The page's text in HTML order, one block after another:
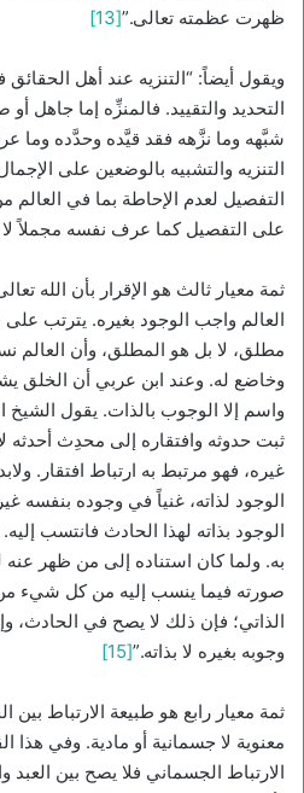
ظهرت عظمته تعالى.”[13]
ويقول أيضاً: “التنزيه عند أهل
التحديد والتقييد. فالمنزِّه إما
شبَّهه وما نزَّهه فقد قيَّده وحدَّده وما
التنزيه والتشبيه بالوضعين على
التفصيل لعدم الإحاطة بما في العالم
على التفصيل كما عرف نفسه مجملاً
ثمة معيار ثالث هو الإقرار بأن الله
العالم واجب الوجود بغيره. يترتب على
مطلق، لا بل هو المطلق، وأن العالم
وخاضع له. وعند ابن عربي أن الخلق
واسم إلا الوجوب بالذات. يقول الشيخ
ثبت حدوثه وافتقاره إلى محدِث أحدثه
غيره، فهو مرتبط به ارتباط افتقار.
الوجود لذاته، غنياً في وجوده بنفسه
الوجود بذاته لهذا الحادث فانتسب
به. ولما كان استناده إلى من ظهر
صورته فيما ينسب إليه من كل شيء
الذاتي؛ فإن ذلك لا يصح في الحادث،
وجوبه بغيره لا بذاته.”[15]
ثمة معيار رابع هو طبيعة الارتباط
معنوية لا جسمانية أو مادية. وفي هذا
الارتباط الجسماني فلا يصح بين